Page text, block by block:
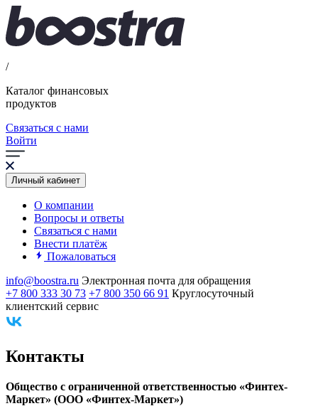
/
Каталог финансовых
продуктов
Связаться с нами
Войти
Личный кабинет
О компании
Вопросы и ответы
Связаться с нами
Внести платёж
Пожаловаться
info@boostra.ru Электронная почта для обращения
+7 800 333 30 73 +7 800 350 66 91 Круглосуточный
клиентский сервис
Контакты
Общество с ограниченной ответственностью «Финтех-
Маркет» (ООО «Финтех-Маркет»)